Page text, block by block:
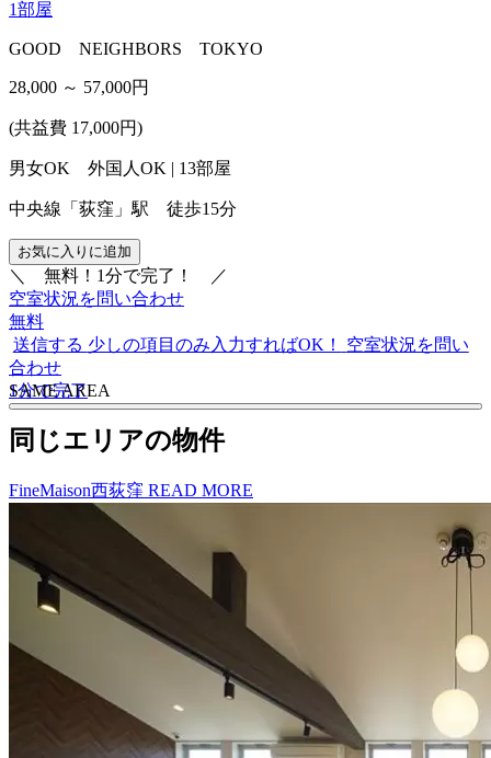
1部屋
GOOD NEIGHBORS TOKYO
28,000 ～ 57,000円
(共益費 17,000円)
男女OK 外国人OK | 13部屋
中央線「荻窪」駅 徒歩15分
お気に入りに追加
＼ 無料！1分で完了！
／
空室状況を問い合わせ
無料
送信する 少しの項目のみ入力すればOK！
空室状況を問い
合わせ
1分で完了
SAME AREA
同じエリアの物件
FineMaison西荻窪 READ MORE